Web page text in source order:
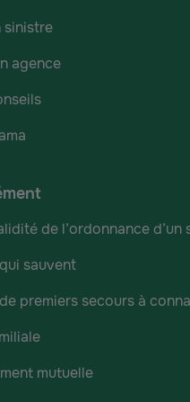
sinistre
agence
de l’ordonnance d’un
sauvent
premiers secours à
mutuelle